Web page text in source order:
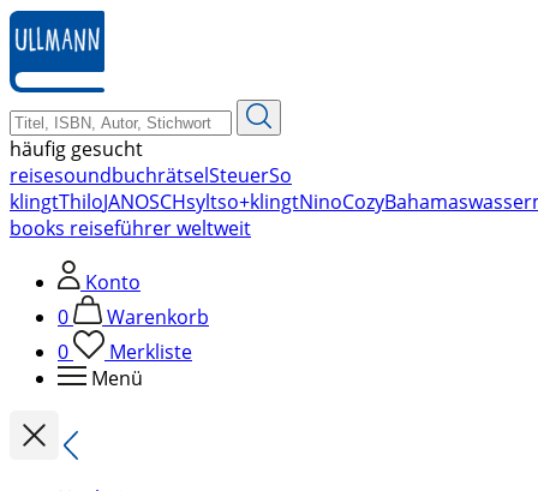
zum
Hauptinhalt
springen
häufig gesucht
reisesoundbuchrätselSteuerSo
klingtThiloJANOSCHsyltso+klingtNinoCozyBahamas
books reiseführer weltweit
Konto
0
Warenkorb
0
Merkliste
Menü